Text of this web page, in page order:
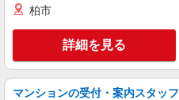
柏市
詳細を見る
マンションの受付・案内スタッフ